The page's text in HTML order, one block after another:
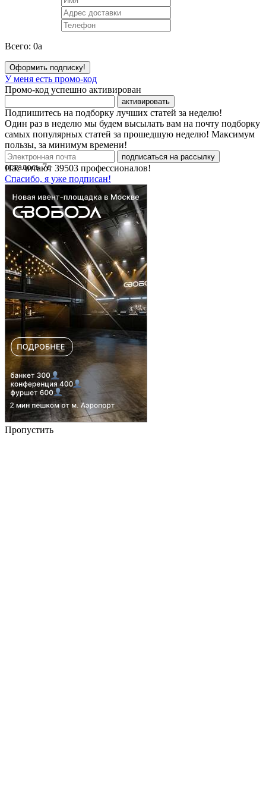
Всего: 0a
Оформить подписку!
У меня есть промо-код
Промо-код успешно активирован
активировать
Подпишитесь на подборку лучших статей за неделю!
Один раз в неделю мы будем высылать вам на почту подборку
самых популярных статей за прошедшую неделю! Максимум
пользы, за минимум времени!
подписаться на рассылку
Нас читают 39503 профессионалов!
Спасибо, я уже подписан!
осталось7с
Пропустить